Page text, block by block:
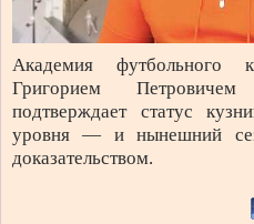
Академия футбольного
Григорием
подтверждает статус
уровня — и нынешний
доказательством.